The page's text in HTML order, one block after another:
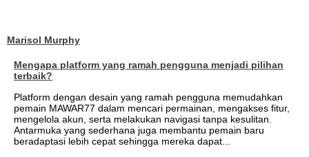
Marisol Murphy
Mengapa platform yang ramah pengguna menjadi pilihan
terbaik?
Platform dengan desain yang ramah pengguna memudahkan
pemain MAWAR77 dalam mencari permainan, mengakses fitur,
mengelola akun, serta melakukan navigasi tanpa kesulitan.
Antarmuka yang sederhana juga membantu pemain baru
beradaptasi lebih cepat sehingga mereka dapat...